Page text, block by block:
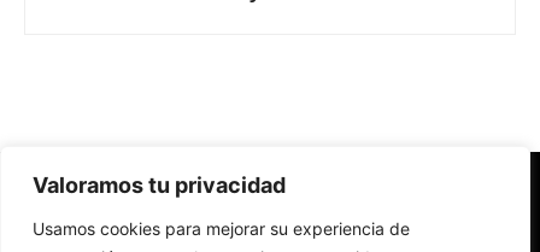
Valoramos tu privacidad
Usamos cookies para mejorar su experiencia de
Redes Cristianas
Una mirada alternativa sobre la Iglesia católica y la sociedad